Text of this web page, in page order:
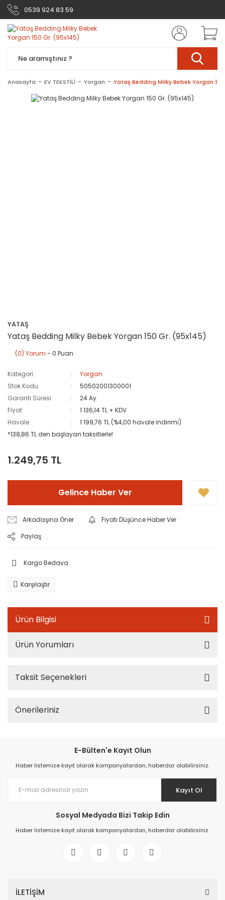
0539 924 83 59
Anasayfa EV TEKSTİLİ Yorgan Yataş Bedding Milky Bebek Yorgan
YATAŞ
Yataş Bedding Milky Bebek Yorgan 150 Gr. (95x145)
(0) Yorum - 0 Puan
Kategori
Yorgan
Stok Kodu
50502001300001
Garanti Süresi
24 Ay
Fiyat
1.136,14 TL + KDV
Havale
1.199,76 TL (%4,00 havale indirimi)
*138,86 TL den başlayan taksitlerle!
1.249,75 TL
Gelince Haber Ver
Arkadaşına Öner
Fiyatı Düşünce Haber Ver
Paylaş
Kargo Bedava
Karşılaştır
Ürün Bilgisi
Ürün Yorumları
Taksit Seçenekleri
Önerileriniz
E-Bülten'e Kayıt Olun
Haber listemize kayıt olarak kampanyalardan, haberdar olabilirsiniz.
Kayıt Ol
Sosyal Medyada Bizi Takip Edin
Haber listemize kayıt olarak kampanyalardan, haberdar olabilirsiniz.
İLETİŞİM